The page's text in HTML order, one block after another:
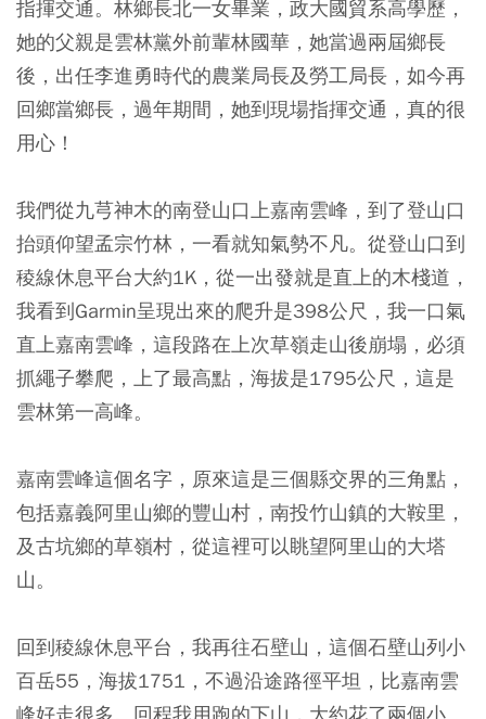
指揮交通。林鄉長北一女畢業，政大國貿系高學歷，
她的父親是雲林黨外前輩林國華，她當過兩屆鄉長
後，出任李進勇時代的農業局長及勞工局長，如今再
回鄉當鄉長，過年期間，她到現場指揮交通，真的很
用心！
我們從九芎神木的南登山口上嘉南雲峰，到了登山口
抬頭仰望孟宗竹林，一看就知氣勢不凡。從登山口到
稜線休息平台大約1K，從一出發就是直上的木棧道，
我看到Garmin呈現出來的爬升是398公尺，我一口氣
直上嘉南雲峰，這段路在上次草嶺走山後崩塌，必須
抓繩子攀爬，上了最高點，海拔是1795公尺，這是
雲林第一高峰。
嘉南雲峰這個名字，原來這是三個縣交界的三角點，
包括嘉義阿里山鄉的豐山村，南投竹山鎮的大鞍里，
及古坑鄉的草嶺村，從這裡可以眺望阿里山的大塔
山。
回到稜線休息平台，我再往石壁山，這個石壁山列小
百岳55，海拔1751，不過沿途路徑平坦，比嘉南雲
峰好走很多。回程我用跑的下山，大約花了兩個小